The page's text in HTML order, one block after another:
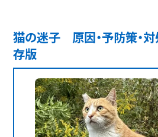
猫の迷子 原因・予防策・
存版